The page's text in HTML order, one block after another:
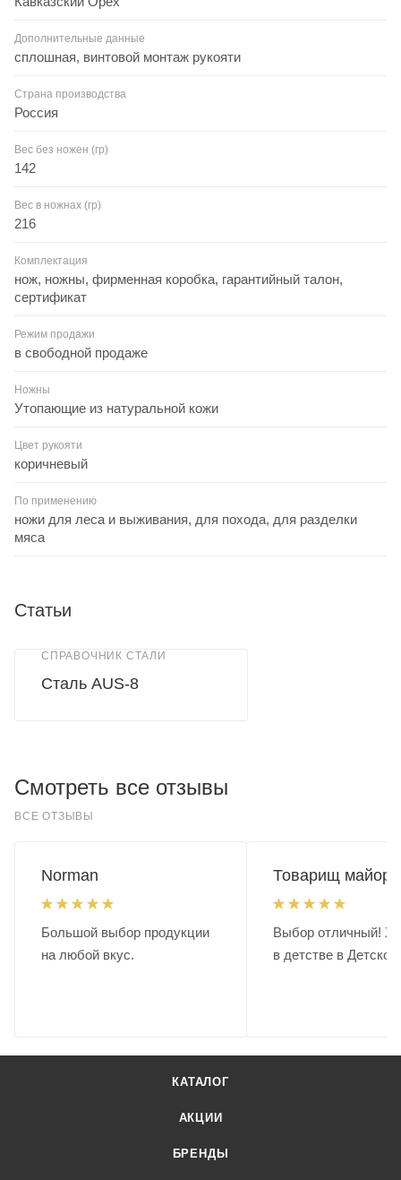
Дополнительные данные
сплошная, винтовой монтаж рукояти
Страна производства
Россия
Вес без ножен (гр)
142
Вес в ножнах (гр)
216
Комплектация
нож, ножны, фирменная коробка, гарантийный талон,
сертификат
Режим продажи
в свободной продаже
Ножны
Утопающие из натуральной кожи
Цвет рукояти
коричневый
По применению
ножи для леса и выживания, для похода, для разделки
мяса
Статьи
СПРАВОЧНИК СТАЛИ
Сталь AUS-8
Смотреть все отзывы
ВСЕ ОТЗЫВЫ
Norman
Большой выбор продукции
на любой вкус.
Товарищ майор.
Выбор отличный!
в детстве в
КАТАЛОГ
АКЦИИ
БРЕНДЫ